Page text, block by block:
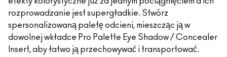
rozprowadzanie jest supergładkie. Stwórz
spersonalizowaną paletę odcieni, mieszcząc ją w
dowolnej wkładce Pro Palette Eye Shadow / Concealer
Insert, aby łatwo ją przechowywać i transportować.